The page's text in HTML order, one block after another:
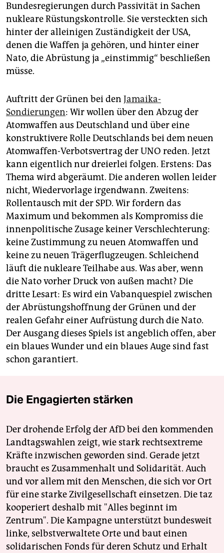
Bundesregierungen durch Passivität in Sachen
nukleare Rüstungskontrolle. Sie versteckten sich
hinter der alleinigen Zuständigkeit der USA,
denen die Waffen ja gehören, und hinter einer
Nato, die Abrüstung ja „einstimmig“ beschließen
müsse.
Auftritt der Grünen bei den Jamaika-
Sondierungen: Wir wollen über den Abzug der
Atomwaffen aus Deutschland und über eine
konstruktivere Rolle Deutschlands bei dem neuen
Atomwaffen-Verbotsvertrag der UNO reden. Jetzt
kann eigentlich nur dreierlei folgen. Erstens: Das
Thema wird abgeräumt. Die anderen wollen leider
nicht, Wiedervorlage irgendwann. Zweitens:
Rollentausch mit der SPD. Wir fordern das
Maximum und bekommen als Kompromiss die
innenpolitische Zusage keiner Verschlechterung:
keine Zustimmung zu neuen Atomwaffen und
keine zu neuen Trägerflugzeugen. Schleichend
läuft die nukleare Teilhabe aus. Was aber, wenn
die Nato vorher Druck von außen macht? Die
dritte Lesart: Es wird ein Vabanquespiel zwischen
der Abrüstungshoffnung der Grünen und der
realen Gefahr einer Aufrüstung durch die Nato.
Der Ausgang dieses Spiels ist angeblich offen, aber
ein blaues Wunder und ein blaues Auge sind fast
schon garantiert.
Die Engagierten stärken
Der drohende Erfolg der AfD bei den kommenden
Landtagswahlen zeigt, wie stark rechtsextreme
Kräfte inzwischen geworden sind. Gerade jetzt
braucht es Zusammenhalt und Solidarität. Auch
und vor allem mit den Menschen, die sich vor Ort
für eine starke Zivilgesellschaft einsetzen. Die taz
kooperiert deshalb mit "Alles beginnt im
Zentrum". Die Kampagne unterstützt bundesweit
linke, selbstverwaltete Orte und baut einen
solidarischen Fonds für deren Schutz und Erhalt